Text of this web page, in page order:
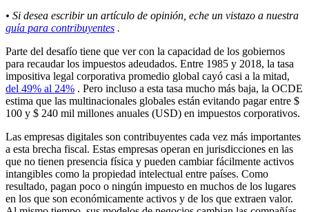
• Si desea escribir un artículo de opinión, eche un vistazo a nuestra
guía para contribuyentes .
Parte del desafío tiene que ver con la capacidad de los gobiernos
para recaudar los impuestos adeudados. Entre 1985 y 2018, la tasa
impositiva legal corporativa promedio global cayó casi a la mitad,
del 49% al 24% . Pero incluso a esta tasa mucho más baja, la OCDE
estima que las multinacionales globales están evitando pagar entre $
100 y $ 240 mil millones anuales (USD) en impuestos corporativos.
Las empresas digitales son contribuyentes cada vez más importantes
a esta brecha fiscal. Estas empresas operan en jurisdicciones en las
que no tienen presencia física y pueden cambiar fácilmente activos
intangibles como la propiedad intelectual entre países. Como
resultado, pagan poco o ningún impuesto en muchos de los lugares
en los que son económicamente activos y de los que extraen valor.